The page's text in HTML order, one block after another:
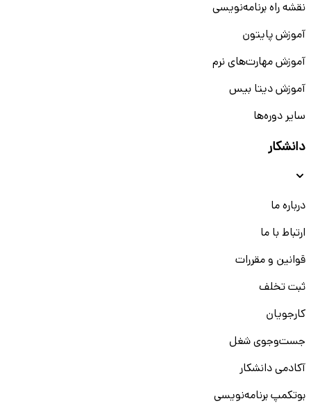
نقشه راه برنامه‌نویسی
آموزش پایتون
آموزش مهارت‌های نرم
آموزش دیتا بیس
سایر دوره‌ها
دانشکار
درباره ما
ارتباط با ما
قوانین و مقررات
ثبت تخلف
کارجویان
جست‌و‌جوی شغل
آکادمی دانشکار
بوتکمپ برنامه‌نویسی